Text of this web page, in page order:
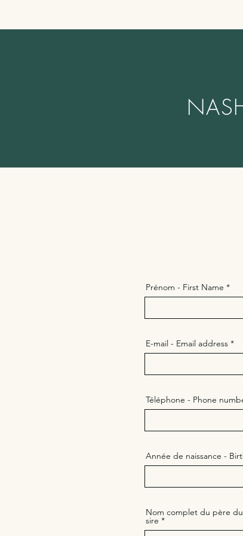
Prénom - First Name
E-mail - Email address
Téléphone - Phone
Année de naissance -
Nom complet du père
sire